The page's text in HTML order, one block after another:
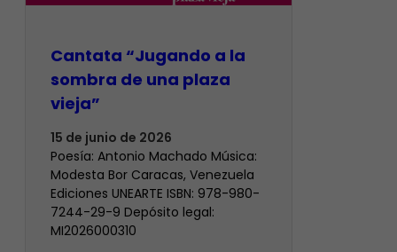
Cantata “Jugando a la
sombra de una plaza
vieja”
15 de junio de 2026
Poesía: Antonio Machado Música:
Modesta Bor Caracas, Venezuela
Ediciones UNEARTE ISBN: 978-980-
7244-29-9 Depósito legal:
MI2026000310